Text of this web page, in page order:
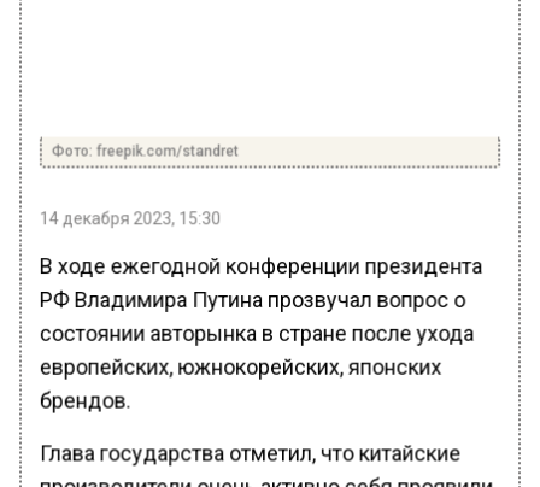
Фото: freepik.com/standret
14 декабря 2023, 15:30
В ходе ежегодной конференции президента
РФ Владимира Путина прозвучал вопрос о
состоянии авторынка в стране после ухода
европейских, южнокорейских, японских
брендов.
Глава государства отметил, что китайские